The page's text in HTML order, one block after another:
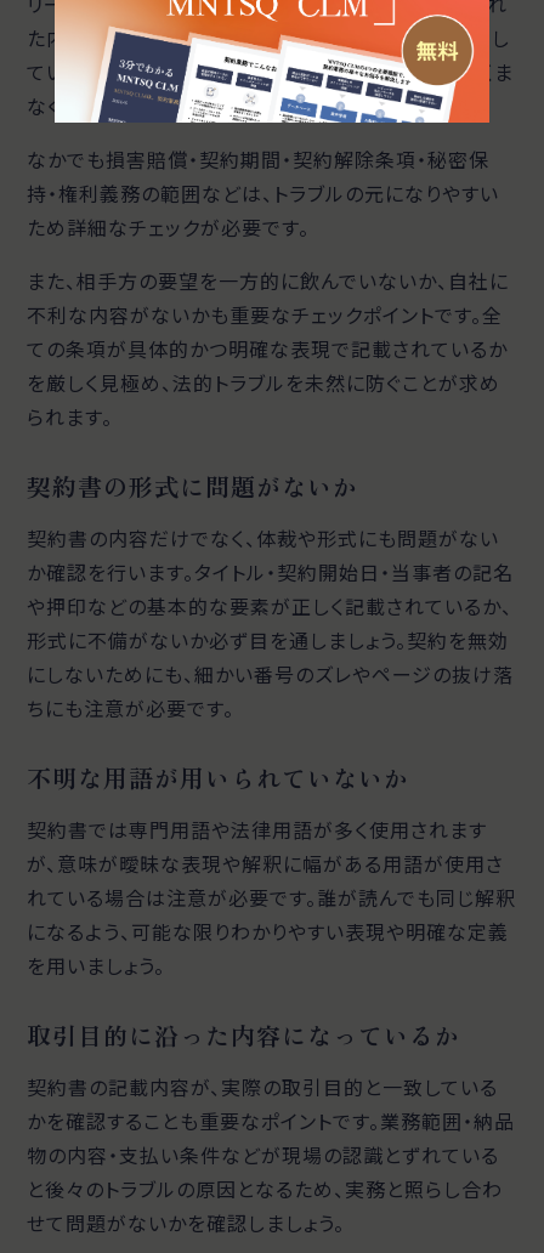
た内容のチェックです。契約書の内容が契約目的に即し
ているか、不明確な表現や抜け漏れがないかなどをくま
なく確認しましょう。
なかでも損害賠償・契約期間・契約解除条項・秘密保
持・権利義務の範囲などは、トラブルの元になりやすい
ため詳細なチェックが必要です。
また、相手方の要望を一方的に飲んでいないか、自社に
不利な内容がないかも重要なチェックポイントです。全
ての条項が具体的かつ明確な表現で記載されているか
を厳しく見極め、法的トラブルを未然に防ぐことが求め
られます。
契約書の形式に問題がないか
契約書の内容だけでなく、体裁や形式にも問題がない
か確認を行います。タイトル・契約開始日・当事者の記名
や押印などの基本的な要素が正しく記載されているか、
形式に不備がないか必ず目を通しましょう。契約を無効
にしないためにも、細かい番号のズレやページの抜け落
ちにも注意が必要です。
不明な用語が用いられていないか
契約書では専門用語や法律用語が多く使用されます
が、意味が曖昧な表現や解釈に幅がある用語が使用さ
れている場合は注意が必要です。誰が読んでも同じ解釈
になるよう、可能な限りわかりやすい表現や明確な定義
を用いましょう。
取引目的に沿った内容になっているか
契約書の記載内容が、実際の取引目的と一致している
かを確認することも重要なポイントです。業務範囲・納品
物の内容・支払い条件などが現場の認識とずれている
と後々のトラブルの原因となるため、実務と照らし合わ
せて問題がないかを確認しましょう。